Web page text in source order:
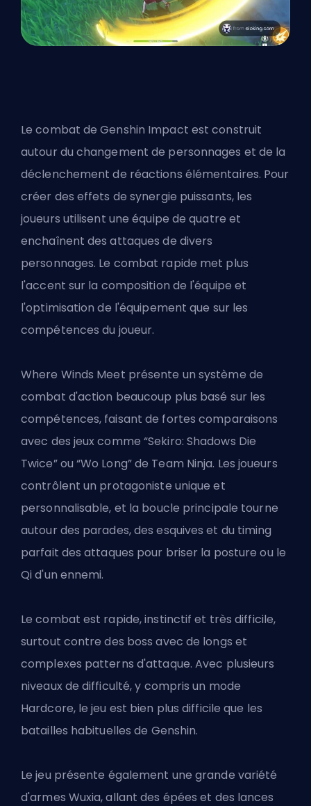
Le combat de Genshin Impact est construit
autour du changement de personnages et de la
déclenchement de réactions élémentaires. Pour
créer des effets de synergie puissants, les
joueurs utilisent une équipe de quatre et
enchaînent des attaques de divers
personnages. Le combat rapide met plus
l'accent sur la composition de l'équipe et
l'optimisation de l'équipement que sur les
compétences du joueur.
Where Winds Meet présente un système de
combat d'action beaucoup plus basé sur les
compétences, faisant de fortes comparaisons
avec des jeux comme “Sekiro: Shadows Die
Twice” ou “Wo Long” de Team Ninja. Les joueurs
contrôlent un protagoniste unique et
personnalisable, et la boucle principale tourne
autour des parades, des esquives et du timing
parfait des attaques pour briser la posture ou le
Qi d'un ennemi.
Le combat est rapide, instinctif et très difficile,
surtout contre des boss avec de longs et
complexes patterns d'attaque. Avec plusieurs
niveaux de difficulté, y compris un mode
Hardcore, le jeu est bien plus difficile que les
batailles habituelles de Genshin.
Le jeu présente également une grande variété
d'armes Wuxia, allant des épées et des lances